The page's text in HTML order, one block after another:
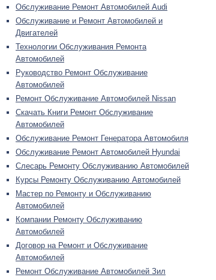
Обслуживание Ремонт Автомобилей Audi
Обслуживание и Ремонт Автомобилей и
Двигателей
Технологии Обслуживания Ремонта
Автомобилей
Руководство Ремонт Обслуживание
Автомобилей
Ремонт Обслуживание Автомобилей Nissan
Скачать Книги Ремонт Обслуживание
Автомобилей
Обслуживание Ремонт Генератора Автомобиля
Обслуживание Ремонт Автомобилей Hyundai
Слесарь Ремонту Обслуживанию Автомобилей
Курсы Ремонту Обслуживанию Автомобилей
Мастер по Ремонту и Обслуживанию
Автомобилей
Компании Ремонту Обслуживанию
Автомобилей
Договор на Ремонт и Обслуживание
Автомобилей
Ремонт Обслуживание Автомобилей Зил